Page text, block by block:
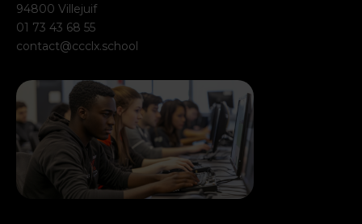
94800 Villejuif
01 73 43 68 55
contact@ccclx.school